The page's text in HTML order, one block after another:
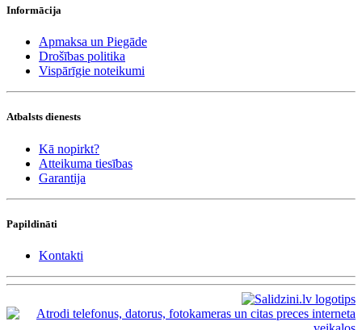
Informācija
Apmaksa un Piegāde
Drošības politika
Vispārīgie noteikumi
Atbalsts dienests
Kā nopirkt?
Atteikuma tiesības
Garantija
Papildināti
Kontakti